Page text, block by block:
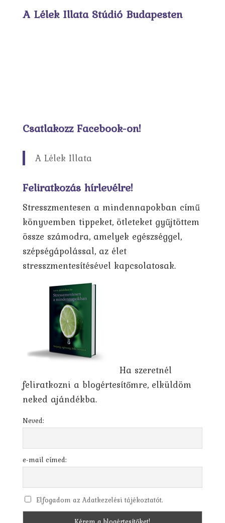
A Lélek Illata Stúdió Budapesten
Csatlakozz Facebook-on!
A Lélek Illata
Feliratkozás hírlevélre!
Stresszmentesen a mindennapokban című
könyvemben tippeket, ötleteket gyűjtöttem
össze számodra, amelyek egészséggel,
szépségápolással, az élet
stresszmentesítésével kapcsolatosak.
Ha szeretnél
feliratkozni a blogértesítőmre, elküldöm
neked ajándékba.
Neved:
e-mail címed:
Elfogadom az Adatkezelési tájékoztatót.